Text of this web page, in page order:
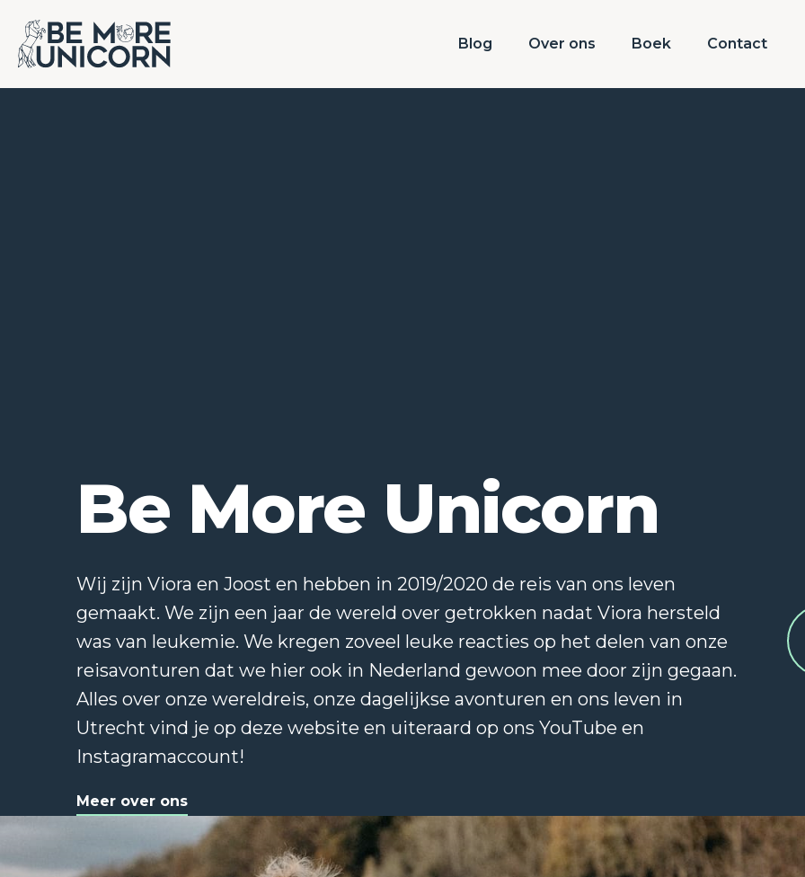
Blog Over ons Boek Contact
Be More Unicorn
Wij zijn Viora en Joost en hebben in 2019/2020 de reis van ons leven
gemaakt. We zijn een jaar de wereld over getrokken nadat Viora hersteld
was van leukemie. We kregen zoveel leuke reacties op het delen van onze
reisavonturen dat we hier ook in Nederland gewoon mee door zijn gegaan.
Alles over onze wereldreis, onze dagelijkse avonturen en ons leven in
Utrecht vind je op deze website en uiteraard op ons YouTube en
Instagramaccount!
Meer over ons